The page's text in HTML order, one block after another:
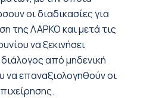
οι διαδικασίες για
της ΛΑΡΚΟ και μετά τις
να ξεκινήσει
από μηδενική
να επαναξιολογηθούν οι